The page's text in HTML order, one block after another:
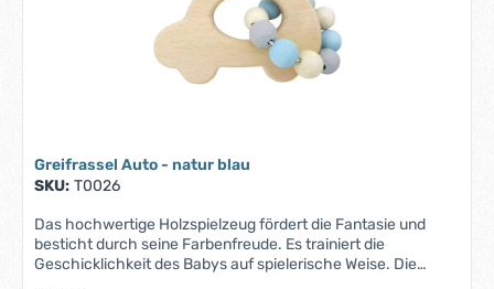
Greifrassel Auto - natur blau
SKU: T0026
Das hochwertige Holzspielzeug fördert die Fantasie und
besticht durch seine Farbenfreude. Es trainiert die
Geschicklichkeit des Babys auf spielerische Weise. Die